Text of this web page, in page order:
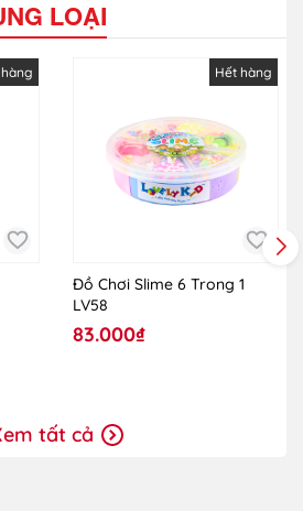
LOẠI
Hết hàng
Đồ Chơi Slime 6 Trong 1
LV58
83.000₫
tất cả